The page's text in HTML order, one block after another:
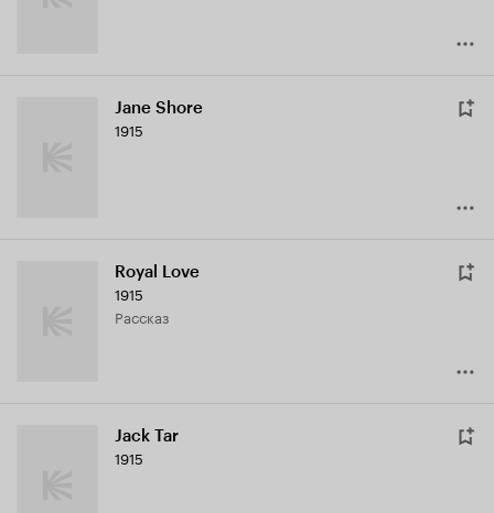
Jane Shore
1915
Royal Love
1915
рассказ
Jack Tar
1915